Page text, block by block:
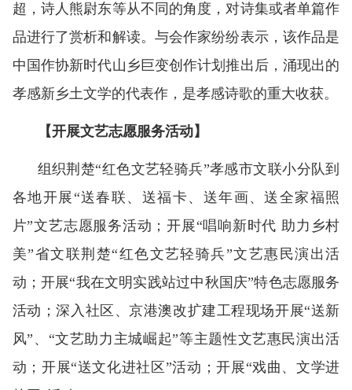
超，诗人熊尉东等从不同的角度，对诗集或者单篇作
品进行了赏析和解读。与会作家纷纷表示，该作品是
中国作协新时代山乡巨变创作计划推出后，涌现出的
孝感新乡土文学的代表作，是孝感诗歌的重大收获。
【开展文艺志愿服务活动】
组织荆楚“红色文艺轻骑兵”孝感市文联小分队到
各地开展“送春联、送福卡、送年画、送全家福照
片”文艺志愿服务活动；开展“唱响新时代 助力乡村
美”省文联荆楚“红色文艺轻骑兵”文艺惠民演出活
动；开展“我在文明实践站过中秋国庆”特色志愿服务
活动；深入社区、京港澳改扩建工程现场开展“送新
风”、“文艺助力主城崛起”等主题性文艺惠民演出活
动；开展“送文化进社区”活动；开展“戏曲、文学进